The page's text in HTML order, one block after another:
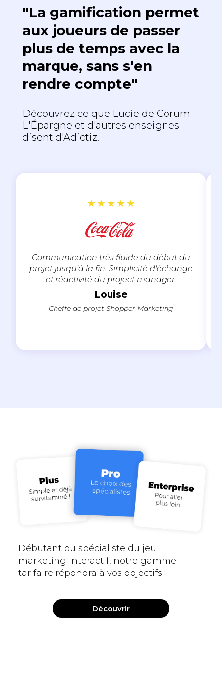
"La gamification permet
aux joueurs de passer
plus de temps avec la
marque, sans s'en
rendre compte"
Découvrez ce que Lucie de Corum
L'Épargne et d'autres enseignes
disent d'Adictiz.
★★★★★
Communication très fluide du début du
projet jusqu'à la fin. Simplicité d'échange
et réactivité du project manager.
Louise
Cheffe de projet Shopper Marketing
Débutant ou spécialiste du jeu
marketing interactif, notre gamme
tarifaire répondra à vos objectifs.
Découvrir